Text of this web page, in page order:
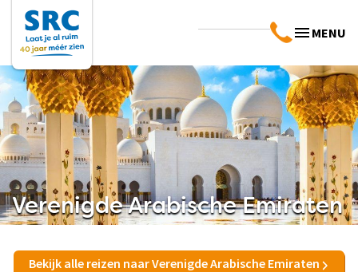
MENU
Verenigde Arabische Emiraten
Bekijk alle reizen naar Verenigde Arabische Emiraten